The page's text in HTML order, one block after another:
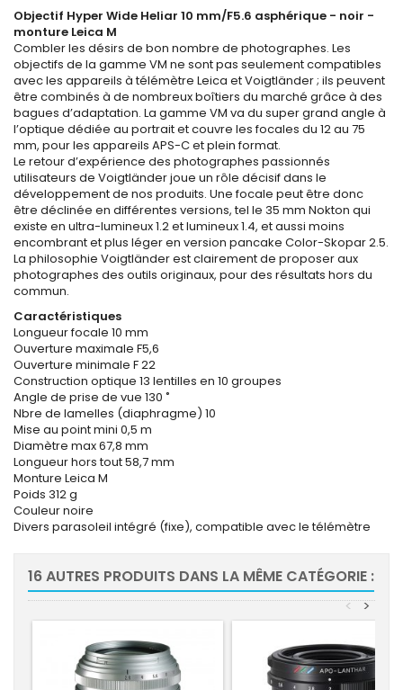
Objectif Hyper Wide Heliar 10 mm/F5.6 asphérique - noir -
monture Leica M
Combler les désirs de bon nombre de photographes. Les
objectifs de la gamme VM ne sont pas seulement compatibles
avec les appareils à télémètre Leica et Voigtländer ; ils peuvent
être combinés à de nombreux boîtiers du marché grâce à des
bagues d’adaptation. La gamme VM va du super grand angle à
l’optique dédiée au portrait et couvre les focales du 12 au 75
mm, pour les appareils APS-C et plein format.
Le retour d’expérience des photographes passionnés
utilisateurs de Voigtländer joue un rôle décisif dans le
développement de nos produits. Une focale peut être donc
être déclinée en différentes versions, tel le 35 mm Nokton qui
existe en ultra-lumineux 1.2 et lumineux 1.4, et aussi moins
encombrant et plus léger en version pancake Color-Skopar 2.5.
La philosophie Voigtländer est clairement de proposer aux
photographes des outils originaux, pour des résultats hors du
commun.
Caractéristiques
Longueur focale 10 mm
Ouverture maximale F5,6
Ouverture minimale F 22
Construction optique 13 lentilles en 10 groupes
Angle de prise de vue 130 ˚
Nbre de lamelles (diaphragme) 10
Mise au point mini 0,5 m
Diamètre max 67,8 mm
Longueur hors tout 58,7 mm
Monture Leica M
Poids 312 g
Couleur noire
Divers parasoleil intégré (fixe), compatible avec le télémètre
16 AUTRES PRODUITS DANS LA MÊME CATÉGORIE :
>
<